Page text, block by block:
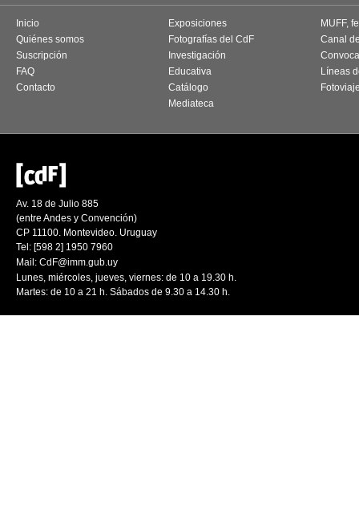
Inicio
Quiénes somos
Suscripción
FAQ
Contacto
Exposiciones
Fotografías del CdF
Investigación
Educativa
Catálogo
Mediateca
MUFF,
Canal
Líneas
Av. 18 de Julio 885
(entre Andes y Convención)
CP 11100. Montevideo. Uruguay
Tel: [598 2] 1950 7960
Mail: CdF@imm.gub.uy
Lunes, miércoles, jueves, viernes: de 10 a 19.30 h.
Martes: de 10 a 21 h. Sábados de 9.30 a 14.30 h.